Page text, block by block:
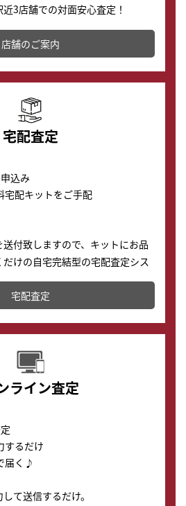
3店舗での対面安心査定！
す。渋谷本店では、時計販売の
下取りに出してお得に新しい時計
店舗のご案内
宅配査定
込み
宅配キットをご手配
付致しますので、キットにお品
けの自宅完結型の宅配査定シス
定・買取に出すことが可能で
宅配査定
ライン査定
するだけ
届く♪
て送信するだけ。